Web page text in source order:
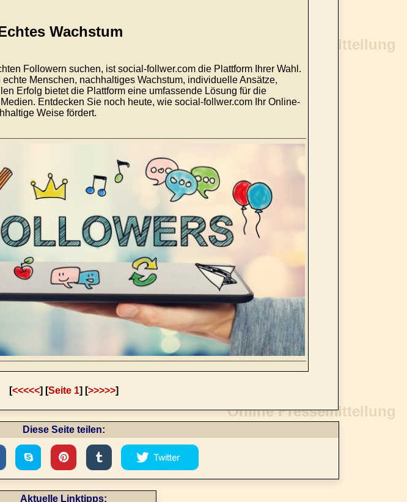
Wachstum
Followern suchen, ist social-follwer.com die Plattform Ihrer Wahl.
echte Menschen, nachhaltiges Wachstum, individuelle Ansätze,
Erfolg bietet die Plattform eine umfassende Lösung für die
Entdecken Sie noch heute, wie social-follwer.com Ihr Online-
Weise fördert.
[<<<<<] [Seite 1] [>>>>>]
Diese Seite teilen:
Aktuelle Linktipps: